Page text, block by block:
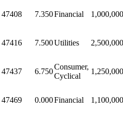
47408 7.350Financial
47416 7.500Utilities
47437 6.750
Consumer,
Cyclical
47469 0.000Financial